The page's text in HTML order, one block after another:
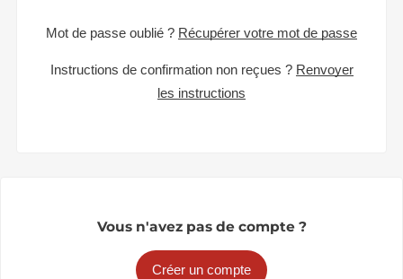
Mot de passe oublié ? Récupérer votre mot de passe
Instructions de confirmation non reçues ? Renvoyer
les instructions
Vous n'avez pas de compte ?
Créer un compte